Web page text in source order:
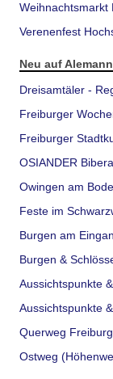
Weihnachtsmarkt
Verenenfest
Neu auf
Dreisamtäler -
Freiburger
Freiburger
OSIANDER
Owingen am
Feste im
Burgen am
Burgen &
Aussichtspunkte
Aussichtspunkte
Querweg
Ostweg